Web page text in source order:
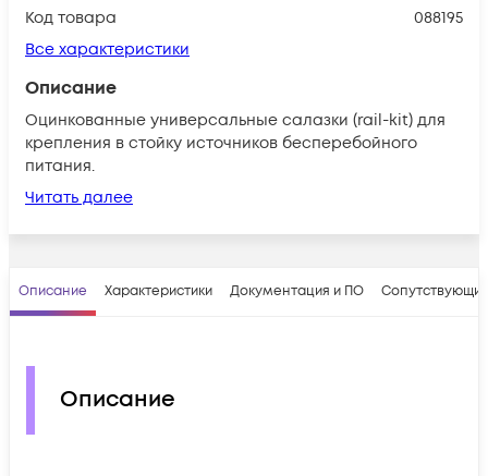
Код товара
088195
Все характеристики
Описание
Оцинкованные универсальные салазки (rail-kit) для
крепления в стойку источников бесперебойного
питания.
Читать далее
Описание Характеристики Документация и ПО
Описание